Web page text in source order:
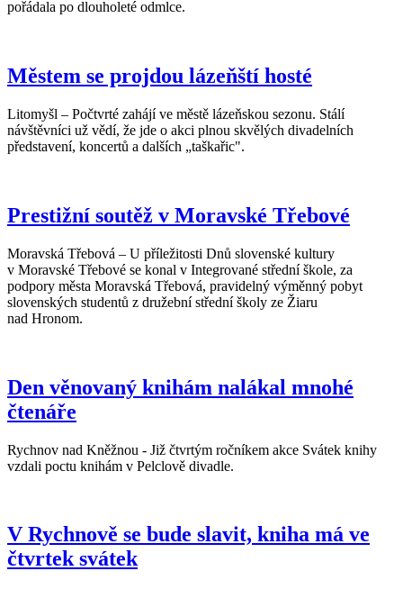
pořádala po dlouholeté odmlce.
Městem se projdou lázeňští hosté
Litomyšl – Počtvrté zahájí ve městě lázeňskou sezonu. Stálí
návštěvníci už vědí, že jde o akci plnou skvělých divadelních
představení, koncertů a dalších „taškařic".
Prestižní soutěž v Moravské Třebové
Moravská Třebová – U příležitosti Dnů slovenské kultury
v Moravské Třebové se konal v Integrované střední škole, za
podpory města Moravská Třebová, pravidelný výměnný pobyt
slovenských studentů z družební střední školy ze Žiaru
nad Hronom.
Den věnovaný knihám nalákal mnohé
čtenáře
Rychnov nad Kněžnou - Již čtvrtým ročníkem akce Svátek knihy
vzdali poctu knihám v Pelclově divadle.
V Rychnově se bude slavit, kniha má ve
čtvrtek svátek